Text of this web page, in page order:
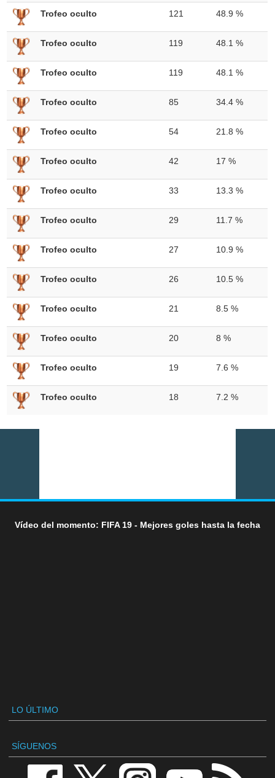
Trofeo oculto 121 48.9 %
Trofeo oculto 119 48.1 %
Trofeo oculto 119 48.1 %
Trofeo oculto 85 34.4 %
Trofeo oculto 54 21.8 %
Trofeo oculto 42 17 %
Trofeo oculto 33 13.3 %
Trofeo oculto 29 11.7 %
Trofeo oculto 27 10.9 %
Trofeo oculto 26 10.5 %
Trofeo oculto 21 8.5 %
Trofeo oculto 20 8 %
Trofeo oculto 19 7.6 %
Trofeo oculto 18 7.2 %
Vídeo del momento: FIFA 19 - Mejores goles hasta la fecha
LO ÚLTIMO
SÍGUENOS